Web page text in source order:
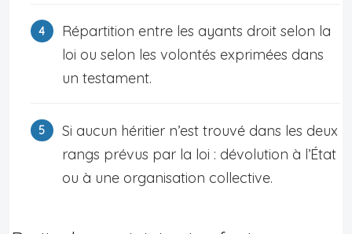
Répartition entre les ayants droit selon la
loi ou selon les volontés exprimées dans
un testament.
Si aucun héritier n’est trouvé dans les deux
rangs prévus par la loi : dévolution à l’État
ou à une organisation collective.